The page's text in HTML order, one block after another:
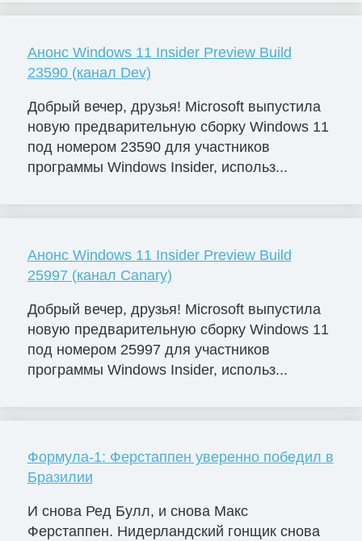
Анонс Windows 11 Insider Preview Build
23590 (канал Dev)
Добрый вечер, друзья! Microsoft выпустила
новую предварительную сборку Windows 11
под номером 23590 для участников
программы Windows Insider, использ...
Анонс Windows 11 Insider Preview Build
25997 (канал Canary)
Добрый вечер, друзья! Microsoft выпустила
новую предварительную сборку Windows 11
под номером 25997 для участников
программы Windows Insider, использ...
Формула-1: Ферстаппен уверенно победил в
Бразилии
И снова Ред Булл, и снова Макс
Ферстаппен. Нидерландский гонщик снова